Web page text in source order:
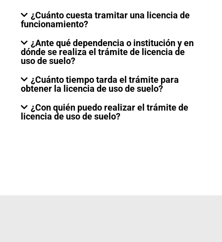
¿Cuánto cuesta tramitar una licencia de
funcionamiento?
¿Ante qué dependencia o institución y en
dónde se realiza el trámite de licencia de
uso de suelo?
¿Cuánto tiempo tarda el trámite para
obtener la licencia de uso de suelo?
¿Con quién puedo realizar el trámite de
licencia de uso de suelo?